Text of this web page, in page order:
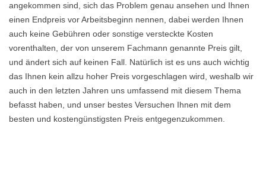
angekommen sind, sich das Problem genau ansehen und Ihnen
einen Endpreis vor Arbeitsbeginn nennen, dabei werden Ihnen
auch keine Gebühren oder sonstige versteckte Kosten
vorenthalten, der von unserem Fachmann genannte Preis gilt,
und ändert sich auf keinen Fall. Natürlich ist es uns auch wichtig
das Ihnen kein allzu hoher Preis vorgeschlagen wird, weshalb wir
auch in den letzten Jahren uns umfassend mit diesem Thema
befasst haben, und unser bestes Versuchen Ihnen mit dem
besten und kostengünstigsten Preis entgegenzukommen.